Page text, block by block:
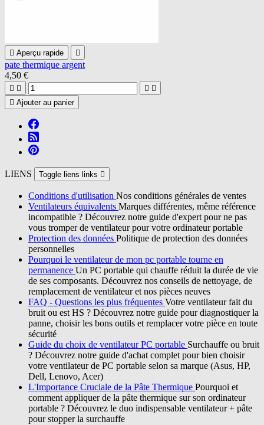
 Aperçu rapide 
pate thermique argent
4,50 €
   
 Ajouter au panier
LIENS Toggle liens links 
Conditions d'utilisation Nos conditions générales de ventes
Ventilateurs équivalents Marques différentes, même référence
incompatible ? Découvrez notre guide d'expert pour ne pas
vous tromper de ventilateur pour votre ordinateur portable
Protection des données Politique de protection des données
personnelles
Pourquoi le ventilateur de mon pc portable tourne en
permanence Un PC portable qui chauffe réduit la durée de vie
de ses composants. Découvrez nos conseils de nettoyage, de
remplacement de ventilateur et nos pièces neuves
FAQ - Questions les plus fréquentes Votre ventilateur fait du
bruit ou est HS ? Découvrez notre guide pour diagnostiquer la
panne, choisir les bons outils et remplacer votre pièce en toute
sécurité
Guide du choix de ventilateur PC portable Surchauffe ou bruit
? Découvrez notre guide d'achat complet pour bien choisir
votre ventilateur de PC portable selon sa marque (Asus, HP,
Dell, Lenovo, Acer)
L'Importance Cruciale de la Pâte Thermique Pourquoi et
comment appliquer de la pâte thermique sur son ordinateur
portable ? Découvrez le duo indispensable ventilateur + pâte
pour stopper la surchauffe